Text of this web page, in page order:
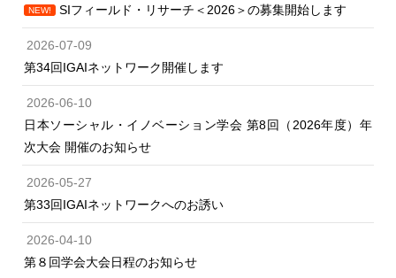
NEW! SIフィールド・リサーチ＜2026＞の募集開始します
2026-07-09
第34回IGAIネットワーク開催します
2026-06-10
日本ソーシャル・イノベーション学会 第8回（2026年度）年
次大会 開催のお知らせ
2026-05-27
第33回IGAIネットワークへのお誘い
2026-04-10
第８回学会大会日程のお知らせ